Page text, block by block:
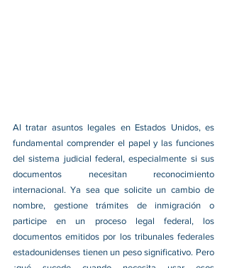
Al tratar asuntos legales en Estados Unidos, es
fundamental comprender el papel y las funciones
del sistema judicial federal, especialmente si sus
documentos necesitan reconocimiento
internacional. Ya sea que solicite un cambio de
nombre, gestione trámites de inmigración o
participe en un proceso legal federal, los
documentos emitidos por los tribunales federales
estadounidenses tienen un peso significativo. Pero